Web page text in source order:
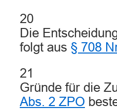
20
Die
folgt aus § 708
21
Gründe für die
Abs. 2 ZPO